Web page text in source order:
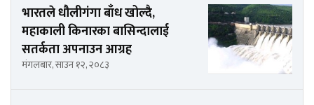
भारतले धौलीगंगा बाँध खोल्दै,
महाकाली किनारका बासिन्दालाई
सतर्कता अपनाउन आग्रह
मंगलबार, साउन १२, २०८३